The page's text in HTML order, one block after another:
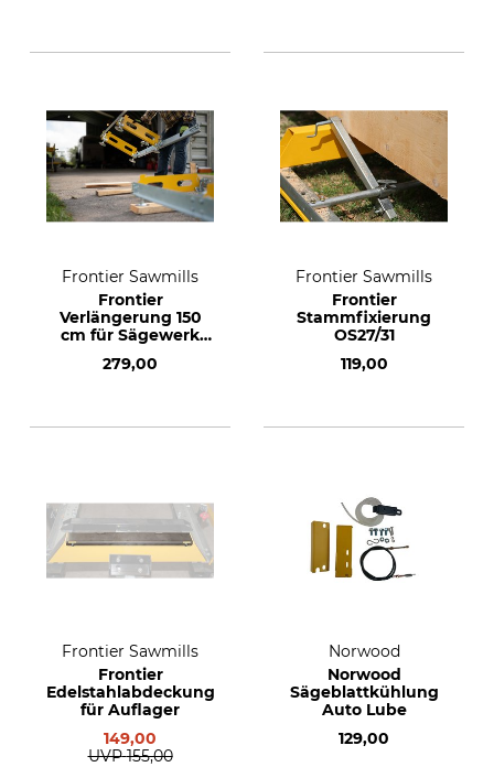
Frontier Sawmills
Frontier
Verlängerung 150
cm für Sägewerk
279,00
Frontier Sawmills
Frontier
Stammfixierung
OS27/31
119,00
Frontier Sawmills
Frontier
Edelstahlabdeckung
für Auflager
149,00
UVP 155,00
Norwood
Norwood
Sägeblattkühlung
Auto Lube
129,00